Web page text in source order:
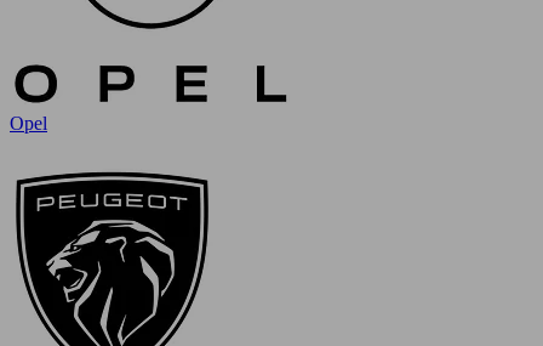
Opel